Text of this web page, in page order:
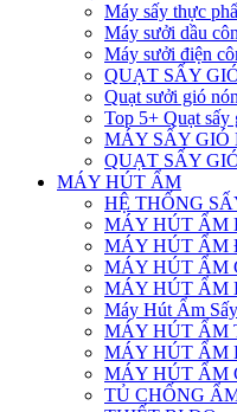
Máy sấy thực
Máy sưởi dầu
Máy sưởi điện
QUẠT SẤY
Quạt sưởi gió
Top 5+ Quạt sấy
MÁY SẤY GIÓ
QUẠT SẤY
MÁY HÚT ẨM
HỆ THỐNG
MÁY HÚT ẨM
MÁY HÚT ẨM
MÁY HÚT ẨM
MÁY HÚT ẨM
Máy Hút Ẩm
MÁY HÚT ẨM
MÁY HÚT ẨM
MÁY HÚT ẨM
TỦ CHỐNG